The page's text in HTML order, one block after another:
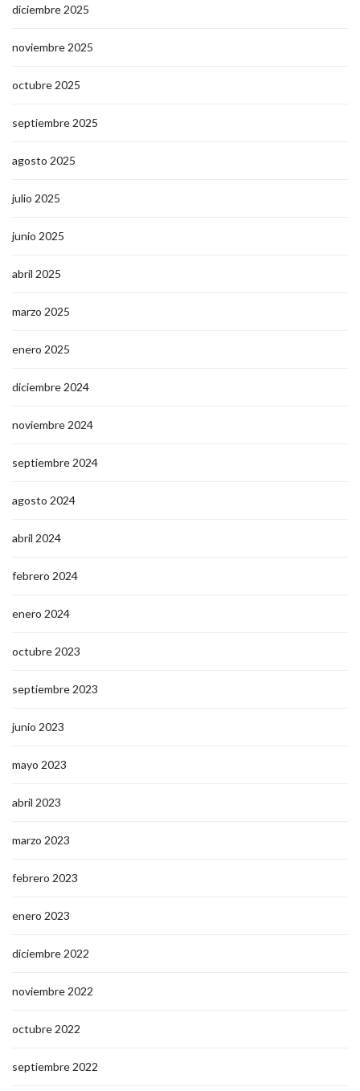
diciembre 2025
noviembre 2025
octubre 2025
septiembre 2025
agosto 2025
julio 2025
junio 2025
abril 2025
marzo 2025
enero 2025
diciembre 2024
noviembre 2024
septiembre 2024
agosto 2024
abril 2024
febrero 2024
enero 2024
octubre 2023
septiembre 2023
junio 2023
mayo 2023
abril 2023
marzo 2023
febrero 2023
enero 2023
diciembre 2022
noviembre 2022
octubre 2022
septiembre 2022